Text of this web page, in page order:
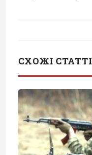
СХОЖІ СТАТТІ